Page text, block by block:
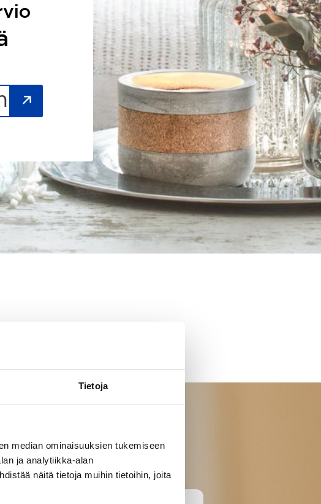
Tietoja
median ominaisuuksien tukemiseen
ja analytiikka-alan
näitä tietoja muihin tietoihin, joita